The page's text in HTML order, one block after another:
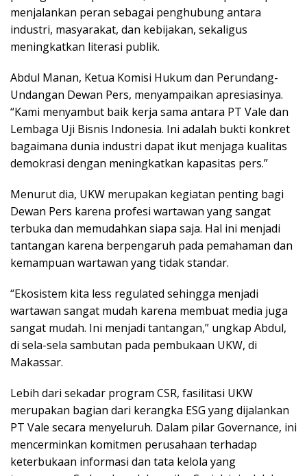
menjalankan peran sebagai penghubung antara
industri, masyarakat, dan kebijakan, sekaligus
meningkatkan literasi publik.
Abdul Manan, Ketua Komisi Hukum dan Perundang-
Undangan Dewan Pers, menyampaikan apresiasinya.
“Kami menyambut baik kerja sama antara PT Vale dan
Lembaga Uji Bisnis Indonesia. Ini adalah bukti konkret
bagaimana dunia industri dapat ikut menjaga kualitas
demokrasi dengan meningkatkan kapasitas pers.”
Menurut dia, UKW merupakan kegiatan penting bagi
Dewan Pers karena profesi wartawan yang sangat
terbuka dan memudahkan siapa saja. Hal ini menjadi
tantangan karena berpengaruh pada pemahaman dan
kemampuan wartawan yang tidak standar.
“Ekosistem kita less regulated sehingga menjadi
wartawan sangat mudah karena membuat media juga
sangat mudah. Ini menjadi tantangan,” ungkap Abdul,
di sela-sela sambutan pada pembukaan UKW, di
Makassar.
Lebih dari sekadar program CSR, fasilitasi UKW
merupakan bagian dari kerangka ESG yang dijalankan
PT Vale secara menyeluruh. Dalam pilar Governance, ini
mencerminkan komitmen perusahaan terhadap
keterbukaan informasi dan tata kelola yang